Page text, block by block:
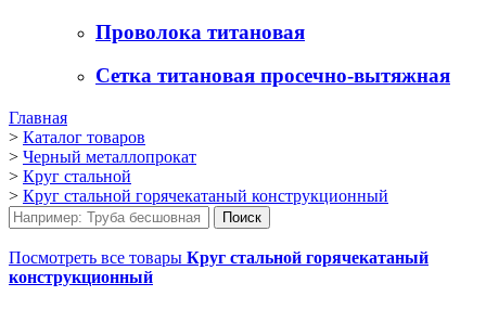
Проволока титановая
Сетка титановая просечно-вытяжная
Главная
> Каталог товаров
> Черный металлопрокат
> Круг стальной
> Круг стальной горячекатаный конструкционный
Посмотреть все товары Круг стальной горячекатаный
конструкционный